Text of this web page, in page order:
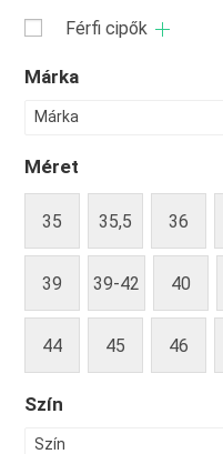
Férfi cipők
Márka
Márka
Méret
35 35,5 36
39 39-42 40
44 45 46
Szín
Szín